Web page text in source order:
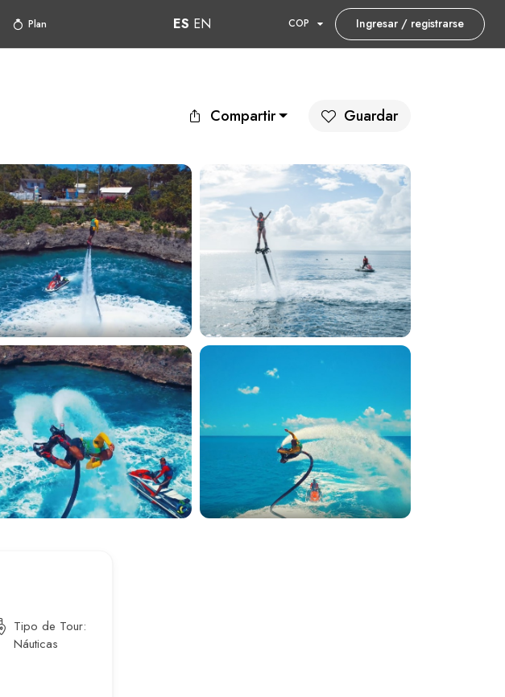
Plan ES EN COP Ingresar / registrarse
Compartir Guardar
Tipo de Tour:
Náuticas